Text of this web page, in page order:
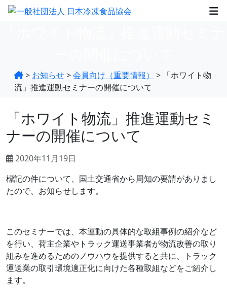
> お知らせ>会員向け（重要情報） > 「ホワイト物
流」推進運動セミナーの開催について
「ホワイト物流」推進運動セミ
ナーの開催について
2020年11月19日
標記の件について、国土交通省から周知の要請がありまし
たので、お知らせします。
このセミナーでは、本運動の具体的な取組事例の紹介など
を行い、荷主企業やトラック運送事業者が物流改善の取り
組みを進めるためのノウハウを提供すると共に、トラック
運送業の取引環境適正化に向けた各種取組などをご紹介し
ます。